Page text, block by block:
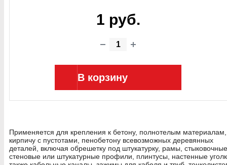
1 руб.
В корзину
Применяется для крепления к бетону, полнотелым материалам,
кирпичу с пустотами, пенобетону всевозможных деревянных
деталей, включая обрешетку под штукатурку, рамы, стыковочные
стеновые или штукатурные профили, плинтусы, настенные